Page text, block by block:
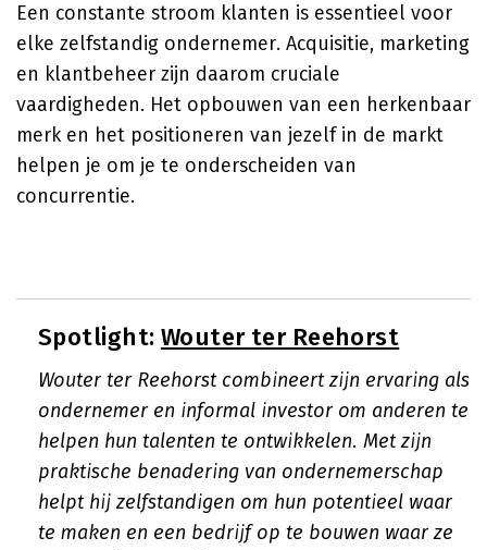
Een constante stroom klanten is essentieel voor
elke zelfstandig ondernemer. Acquisitie, marketing
en klantbeheer zijn daarom cruciale
vaardigheden. Het opbouwen van een herkenbaar
merk en het positioneren van jezelf in de markt
helpen je om je te onderscheiden van
concurrentie.
Spotlight: Wouter ter Reehorst
Wouter ter Reehorst combineert zijn ervaring als
ondernemer en informal investor om anderen te
helpen hun talenten te ontwikkelen. Met zijn
praktische benadering van ondernemerschap
helpt hij zelfstandigen om hun potentieel waar
te maken en een bedrijf op te bouwen waar ze